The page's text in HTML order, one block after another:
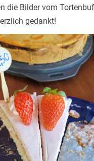
die Bilder vom
gedankt!